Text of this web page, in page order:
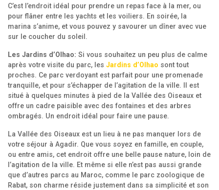
C’est l’endroit idéal pour prendre un repas face à la mer, ou
pour flâner entre les yachts et les voiliers. En soirée, la
marina s’anime, et vous pouvez y savourer un dîner avec vue
sur le coucher du soleil.
Les Jardins d’Olhao: Si vous souhaitez un peu plus de calme
après votre visite du parc, les Jardins d’Olhao sont tout
proches. Ce parc verdoyant est parfait pour une promenade
tranquille, et pour s’échapper de l’agitation de la ville. Il est
situé à quelques minutes à pied de la Vallée des Oiseaux et
offre un cadre paisible avec des fontaines et des arbres
ombragés. Un endroit idéal pour faire une pause.
La Vallée des Oiseaux est un lieu à ne pas manquer lors de
votre séjour à Agadir. Que vous soyez en famille, en couple,
ou entre amis, cet endroit offre une belle pause nature, loin de
l’agitation de la ville. Et même si elle n’est pas aussi grande
que d’autres parcs au Maroc, comme le parc zoologique de
Rabat, son charme réside justement dans sa simplicité et son